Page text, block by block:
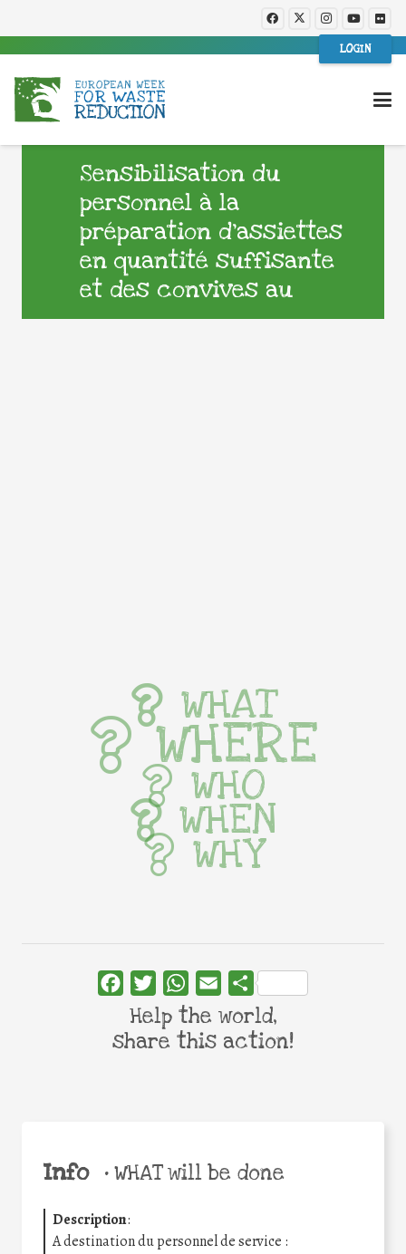
LOGIN
Sensibilisation du
personnel à la
préparation d’assiettes
en quantité suffisante
et des convives au
Info •WHAT will be done
Description:
A destination du personnel de service :
WHAT
WHERE
WHO
WHEN
WHY
FacebookTwitterWhatsApp
Email Share
Help the world,
share this action!